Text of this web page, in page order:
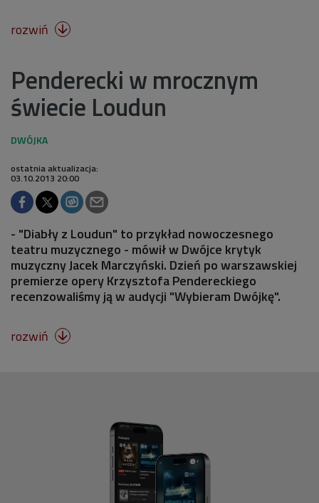
rozwiń 
Penderecki w mrocznym
świecie Loudun
ostatnia aktualizacja:
03.10.2013 20:00
- "Diabły z Loudun" to przykład nowoczesnego
teatru muzycznego - mówił w Dwójce krytyk
muzyczny Jacek Marczyński. Dzień po warszawskiej
premierze opery Krzysztofa Pendereckiego
recenzowaliśmy ją w audycji "Wybieram Dwójkę".
rozwiń 